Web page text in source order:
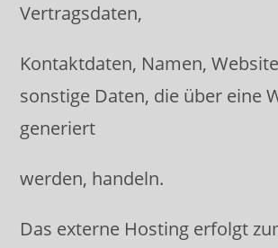
Vertragsdaten,
Kontaktdaten, Namen,
sonstige Daten, die über eine
generiert
werden, handeln.
Das externe Hosting erfolgt